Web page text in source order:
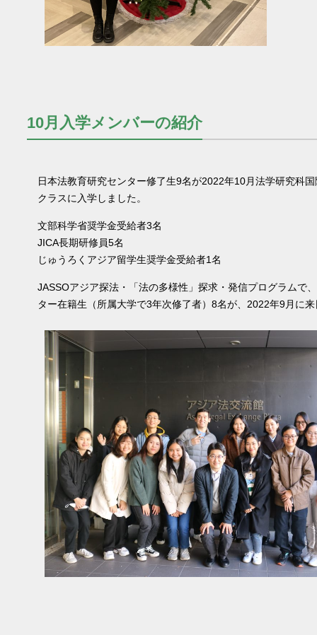
10月入学メンバーの紹介
日本法教育研究センター修了生9名が2022年10月法学研究科
クラスに入学しました。
文部科学省奨学金受給者3名
JICA長期研修員5名
じゅうろくアジア留学生奨学金受給者1名
JASSOアジア探法・「法の多様性」探求・発信プログラムで
ター在籍生（所属大学で3年次修了者）8名が、2022年9月に